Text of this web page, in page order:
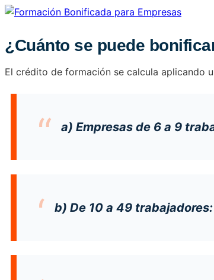
¿Cuánto se puede
El crédito de formación se calcula aplicando
a) Empresas de 6 a 9
b) De 10 a 49 trabajadores: